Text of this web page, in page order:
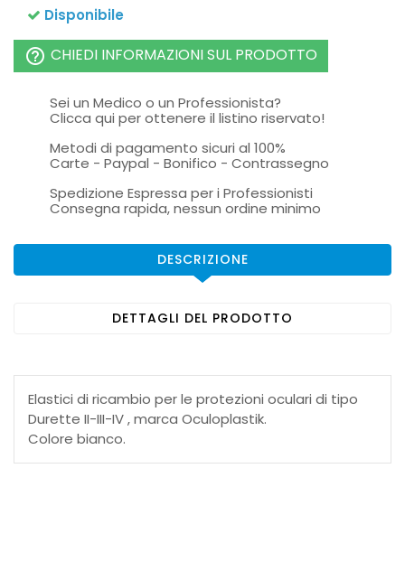
Disponibile
help_outline CHIEDI INFORMAZIONI SUL PRODOTTO
Sei un Medico o un Professionista?
Clicca qui per ottenere il listino riservato!
Metodi di pagamento sicuri al 100%
Carte - Paypal - Bonifico - Contrassegno
Spedizione Espressa per i Professionisti
Consegna rapida, nessun ordine minimo
DESCRIZIONE
DETTAGLI DEL PRODOTTO
Elastici di ricambio per le protezioni oculari di tipo
Durette II-III-IV , marca Oculoplastik.
Colore bianco.